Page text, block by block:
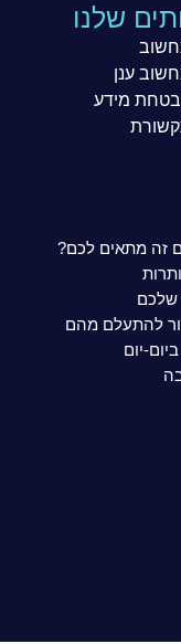
שלנו
ענן
מידע
שלכם
יום